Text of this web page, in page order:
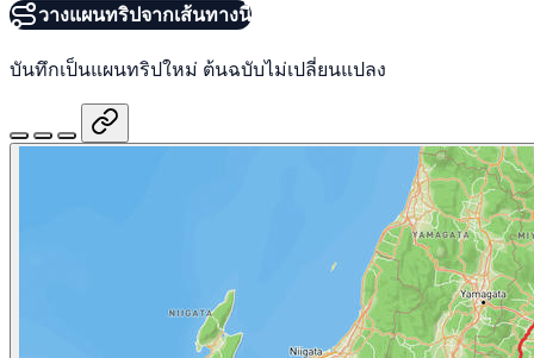
วางแผนทริปจากเส้นทางนี้
บันทึกเป็นแผนทริปใหม่ ต้นฉบับไม่เปลี่ยนแปลง